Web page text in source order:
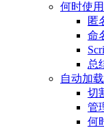
何时使
匿
命
总
自动加
切
管
何